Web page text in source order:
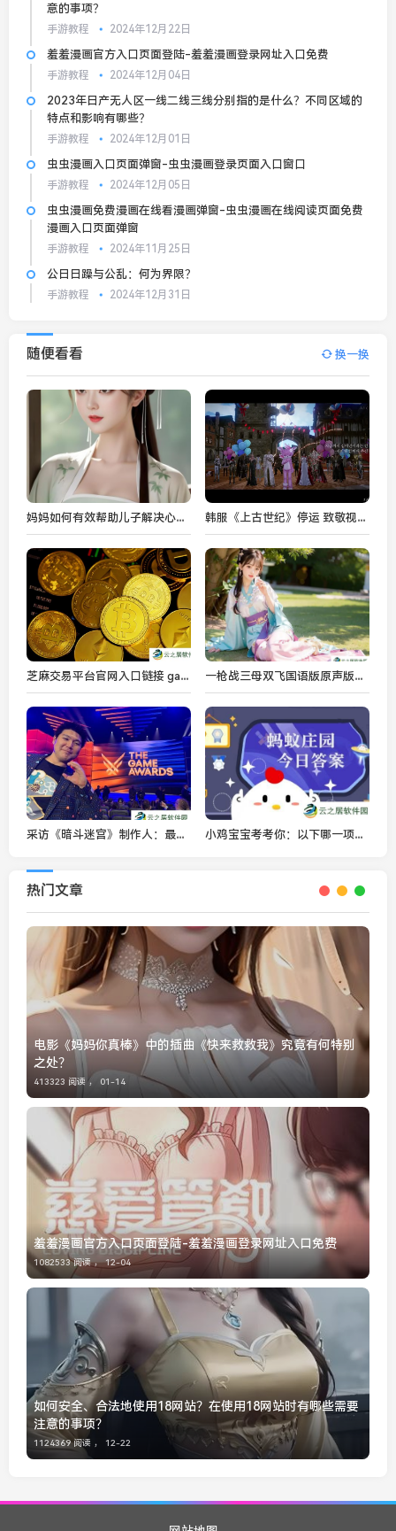
意的事项？
手游教程 2024年12月22日
羞羞漫画官方入口页面登陆-羞羞漫画登录网址入口免费
手游教程 2024年12月04日
2023年日产无人区一线二线三线分别指的是什么？不同区域的
特点和影响有哪些？
手游教程 2024年12月01日
虫虫漫画入口页面弹窗-虫虫漫画登录页面入口窗口
手游教程 2024年12月05日
虫虫漫画免费漫画在线看漫画弹窗-虫虫漫画在线阅读页面免费
漫画入口页面弹窗
手游教程 2024年11月25日
公日日躁与公乱：何为界限？
手游教程 2024年12月31日
随便看看 换一换
妈妈如何有效帮助儿子解决心理困扰：从沟通到情感支持，培养健康心态 韩服《上古世纪》停运 致敬视频彩蛋暗示会有相关新游？
芝麻交易平台官网入口链接 gate.io交易平台官网入口网址 一枪战三母双飞国语版原声版：这部电影到底有何独特魅力，值得一看？
采访《暗斗迷宫》制作人：最黑暗的吃豆人游戏来袭 小鸡宝宝考考你：以下哪一项是人体内主要的造血器官 蚂蚁庄园今日答案12.23
热门文章
电影《妈妈你真棒》中的插曲《快来救救我》究竟有何特别
之处？
413323 阅读 ， 01-14
羞羞漫画官方入口页面登陆-羞羞漫画登录网址入口免费
1082533 阅读 ， 12-04
如何安全、合法地使用18网站？在使用18网站时有哪些需要
注意的事项？
1124369 阅读 ， 12-22